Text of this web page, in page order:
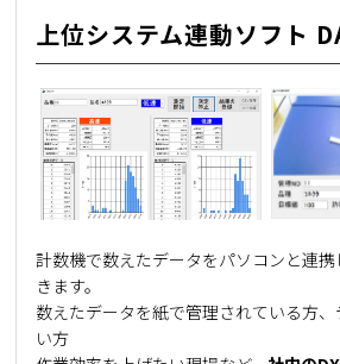
上位システム連動ソフト
計数機で数えたデータをパソコンと連
きます。
数えたデータを紙で管理されている方
い方